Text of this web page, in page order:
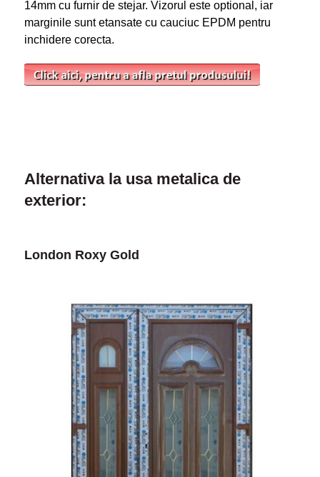
14mm cu furnir de stejar. Vizorul este optional, iar
marginile sunt etansate cu cauciuc EPDM pentru
inchidere corecta.
Alternativa la usa metalica de
exterior:
London Roxy Gold